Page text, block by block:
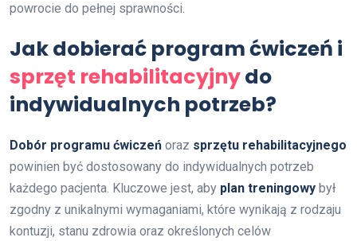
powrocie do pełnej sprawności.
Jak dobierać program ćwiczeń i
sprzęt rehabilitacyjnydo
indywidualnych potrzeb?
Dobór programu ćwiczeń oraz sprzętu rehabilitacyjnego
powinien być dostosowany do indywidualnych potrzeb
każdego pacjenta. Kluczowe jest, aby plan treningowy był
zgodny z unikalnymi wymaganiami, które wynikają z rodzaju
kontuzji, stanu zdrowia oraz określonych celów